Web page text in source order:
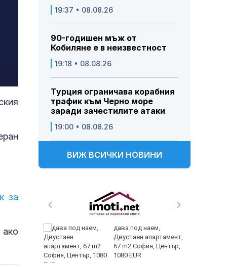
за
19:37 • 08.08.26
90-годишен мъж от
Кобиляне е в неизвестност
19:18 • 08.08.26
Турция ограничава корабния
трафик към Черно море
заради зачестилите атаки
19:00 • 08.08.26
ВИЖ ВСИЧКИ НОВИНИ
и
при
дава под наем,
Двустаен апартамент,
67 m2 София, Център,
1080 EUR